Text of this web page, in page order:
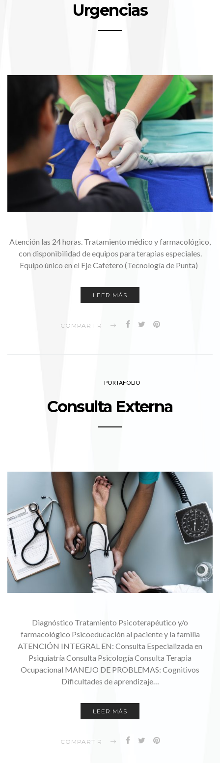
Urgencias
Atención las 24 horas. Tratamiento médico y farmacológico,
con disponibilidad de equipos para terapias especiales.
Equipo único en el Eje Cafetero (Tecnología de Punta)
LEER MÁS
COMPARTIR
PORTAFOLIO
Consulta Externa
Diagnóstico Tratamiento Psicoterapéutico y/o
farmacológico Psicoeducación al paciente y la familia
ATENCIÓN INTEGRAL EN: Consulta Especializada en
Psiquiatría Consulta Psicología Consulta Terapia
Ocupacional MANEJO DE PROBLEMAS: Cognitivos
Dificultades de aprendizaje…
LEER MÁS
COMPARTIR